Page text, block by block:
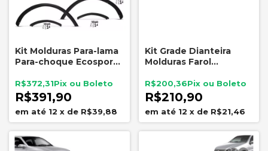
Kit Molduras Para-lama
Para-choque Ecosport
R$391,90
R$372,31
12 x de R$39,88
Kit Grade Dianteira
Molduras Farol
Belina Pampa 1985 em
diante
R$210,90
R$200,36
12 x de R$21,46